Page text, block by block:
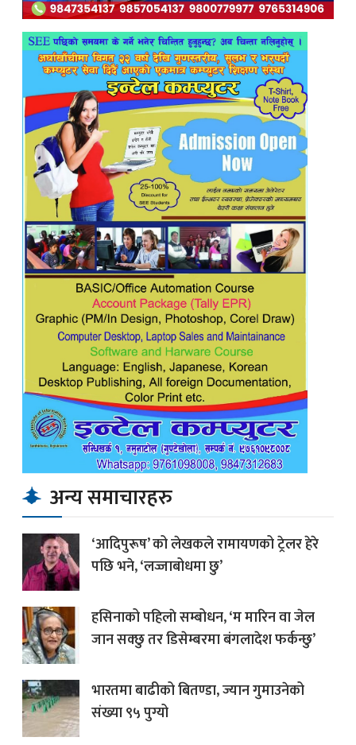
अन्य समाचारहरु
‘आदिपुरूष’ को लेखकले रामायणको ट्रेलर हेरे
पछि भने, ‘लज्जाबोधमा छु’
हसिनाको पहिलाे सम्बोधन, ‘म मारिन वा जेल
जान सक्छु तर डिसेम्बरमा बंगलादेश फर्कन्छु’
भारतमा बाढीको बितण्डा, ज्यान गुमाउनेको
संख्या ९५ पुग्यो